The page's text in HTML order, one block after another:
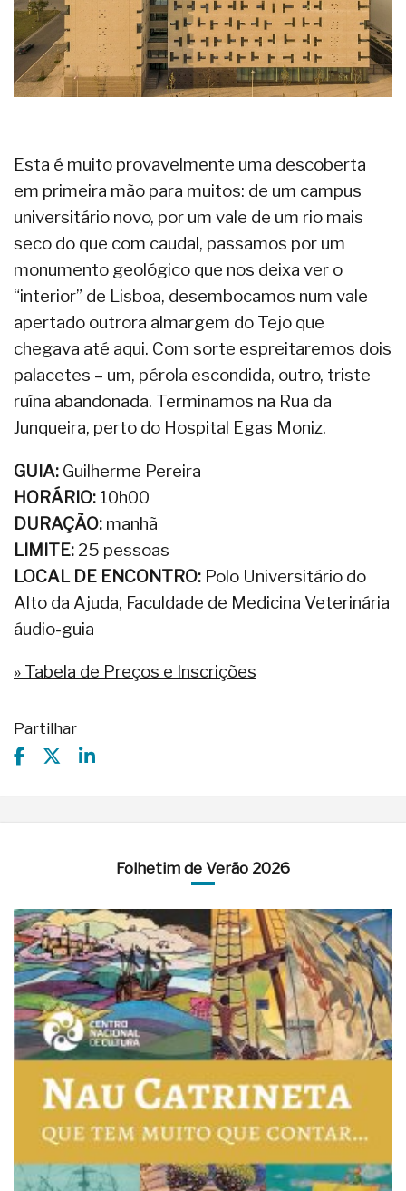
Esta é muito provavelmente uma descoberta
em primeira mão para muitos: de um campus
universitário novo, por um vale de um rio mais
seco do que com caudal, passamos por um
monumento geológico que nos deixa ver o
“interior” de Lisboa, desembocamos num vale
apertado outrora almargem do Tejo que
chegava até aqui. Com sorte espreitaremos dois
palacetes – um, pérola escondida, outro, triste
ruína abandonada. Terminamos na Rua da
Junqueira, perto do Hospital Egas Moniz.
GUIA: Guilherme Pereira
HORÁRIO: 10h00
DURAÇÃO: manhã
LIMITE: 25 pessoas
LOCAL DE ENCONTRO: Polo Universitário do
Alto da Ajuda, Faculdade de Medicina Veterinária
áudio-guia
» Tabela de Preços e Inscrições
Partilhar
Folhetim de Verão 2026